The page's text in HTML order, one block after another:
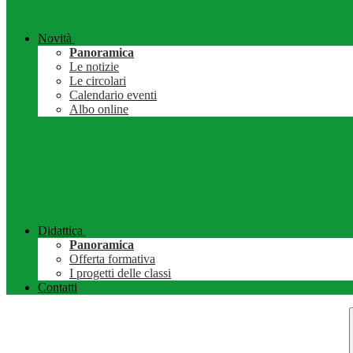
Novità
Panoramica
Le notizie
Le circolari
Calendario eventi
Albo online
Didattica
Panoramica
Offerta formativa
I progetti delle classi
Contatti